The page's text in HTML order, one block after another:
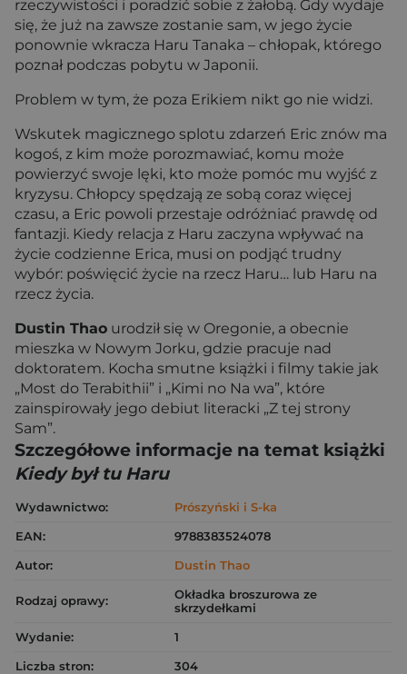
rzeczywistości i poradzić sobie z żałobą. Gdy wydaje
się, że już na zawsze zostanie sam, w jego życie
ponownie wkracza Haru Tanaka – chłopak, którego
poznał podczas pobytu w Japonii.
Problem w tym, że poza Erikiem nikt go nie widzi.
Wskutek magicznego splotu zdarzeń Eric znów ma
kogoś, z kim może porozmawiać, komu może
powierzyć swoje lęki, kto może pomóc mu wyjść z
kryzysu. Chłopcy spędzają ze sobą coraz więcej
czasu, a Eric powoli przestaje odróżniać prawdę od
fantazji. Kiedy relacja z Haru zaczyna wpływać na
życie codzienne Erica, musi on podjąć trudny
wybór: poświęcić życie na rzecz Haru… lub Haru na
rzecz życia.
Dustin Thao urodził się w Oregonie, a obecnie
mieszka w Nowym Jorku, gdzie pracuje nad
doktoratem. Kocha smutne książki i filmy takie jak
„Most do Terabithii” i „Kimi no Na wa”, które
zainspirowały jego debiut literacki „Z tej strony
Sam”.
Szczegółowe informacje na temat książki
Kiedy był tu Haru
Wydawnictwo:
Prószyński i S-ka
EAN:
9788383524078
Autor:
Dustin Thao
Rodzaj oprawy:
Okładka broszurowa ze
skrzydełkami
Wydanie:
1
Liczba stron:
304